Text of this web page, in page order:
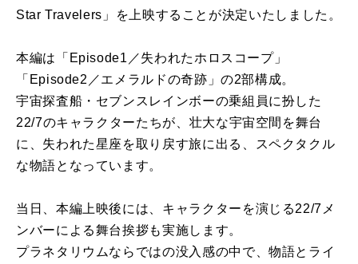
Star Travelers」を上映することが決定いたしました。
本編は「Episode1／失われたホロスコープ」
「Episode2／エメラルドの奇跡」の2部構成。
宇宙探査船・セブンスレインボーの乗組員に扮した
22/7のキャラクターたちが、壮大な宇宙空間を舞台
に、失われた星座を取り戻す旅に出る、スペクタクル
な物語となっています。
当日、本編上映後には、キャラクターを演じる22/7メ
ンバーによる舞台挨拶も実施します。
プラネタリウムならではの没入感の中で、物語とライ